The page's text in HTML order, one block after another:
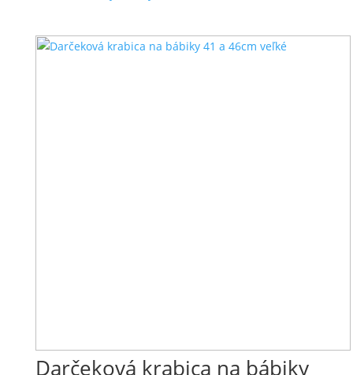
Darčeková krabica na bábiky